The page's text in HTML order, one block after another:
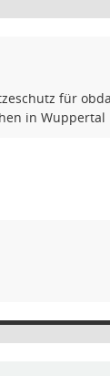
für
in Wuppertal